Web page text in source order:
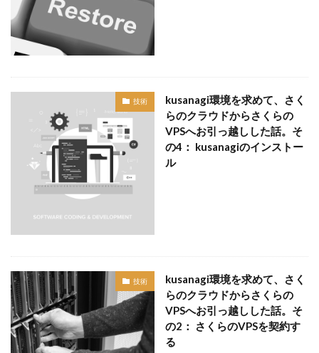
技術
kusanagi環境を求めて、さく
らのクラウドからさくらの
VPSへお引っ越しした話。そ
の4： kusanagiのインストー
ル
技術
kusanagi環境を求めて、さく
らのクラウドからさくらの
VPSへお引っ越しした話。そ
の2： さくらのVPSを契約す
る